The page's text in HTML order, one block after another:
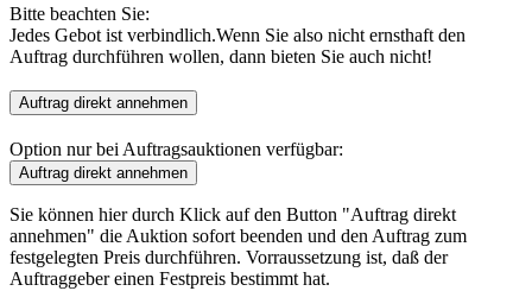
Bitte beachten Sie:
Jedes Gebot ist verbindlich.Wenn Sie also nicht ernsthaft den
Auftrag durchführen wollen, dann bieten Sie auch nicht!
Auftrag direkt annehmen
Option nur bei Auftragsauktionen verfügbar:
Sie können hier durch Klick auf den Button "Auftrag direkt
annehmen" die Auktion sofort beenden und den Auftrag zum
festgelegten Preis durchführen. Vorraussetzung ist, daß der
Auftraggeber einen Festpreis bestimmt hat.